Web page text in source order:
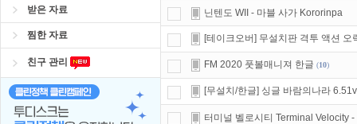
받은 자료
찜한 자료
친구 관리
닌텐도 WII - 마블 사가 Kororinpa
[테이크오버] 무설치판 격투 액션 오
FM 2020 풋볼매니져 한글 (10)
[무설치/한글] 싱글 바람의나라
터미널 벨로시티 Terminal Velocity